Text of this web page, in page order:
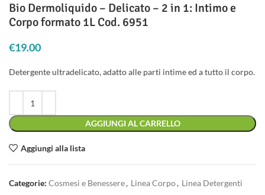
Bio Dermoliquido – Delicato – 2 in 1: Intimo e
Corpo formato 1L Cod. 6951
€19.00
Detergente ultradelicato, adatto alle parti intime ed a tutto il corpo.
AGGIUNGI AL CARRELLO
Aggiungi alla lista
Categorie: Cosmesi e Benessere, Linea Corpo, Linea Detergenti